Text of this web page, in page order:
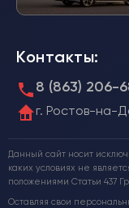
Контакты:
8 (863) 206-
г. Ростов-на-
Данный сайт носит
каких условиях не
положениями Статьи 437
Оставляя свои